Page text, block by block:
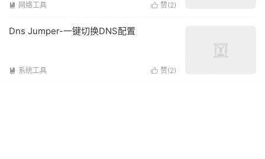
 赞(2)
 网络工具
Dns Jumper-一键切换DNS配置
 赞(2)
 系统工具